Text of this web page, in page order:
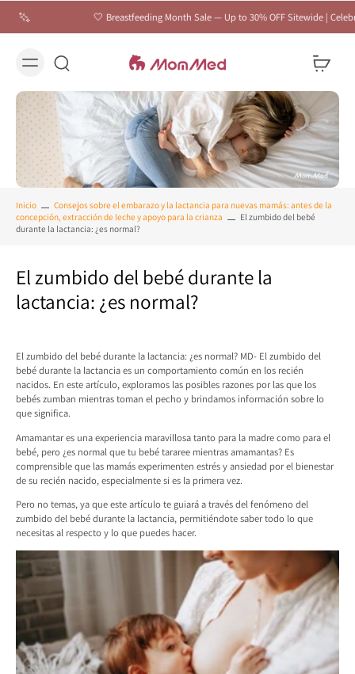
🤍 Breastfeeding Month Sale — Up to 30% OFF Sitewide | Celebrate
Inicio
Consejos sobre el embarazo y la lactancia para nuevas mamás: antes de la
concepción, extracción de leche y apoyo para la crianza
El zumbido del bebé
durante la lactancia: ¿es normal?
El zumbido del bebé durante la
lactancia: ¿es normal?
El zumbido del bebé durante la lactancia: ¿es normal? MD- El zumbido del
bebé durante la lactancia es un comportamiento común en los recién
nacidos. En este artículo, exploramos las posibles razones por las que los
bebés zumban mientras toman el pecho y brindamos información sobre lo
que significa.
Amamantar es una experiencia maravillosa tanto para la madre como para el
bebé, pero ¿es normal que tu bebé tararee mientras amamantas? Es
comprensible que las mamás experimenten estrés y ansiedad por el bienestar
de su recién nacido, especialmente si es la primera vez.
Pero no temas, ya que este artículo te guiará a través del fenómeno del
zumbido del bebé durante la lactancia, permitiéndote saber todo lo que
necesitas al respecto y lo que puedes hacer.